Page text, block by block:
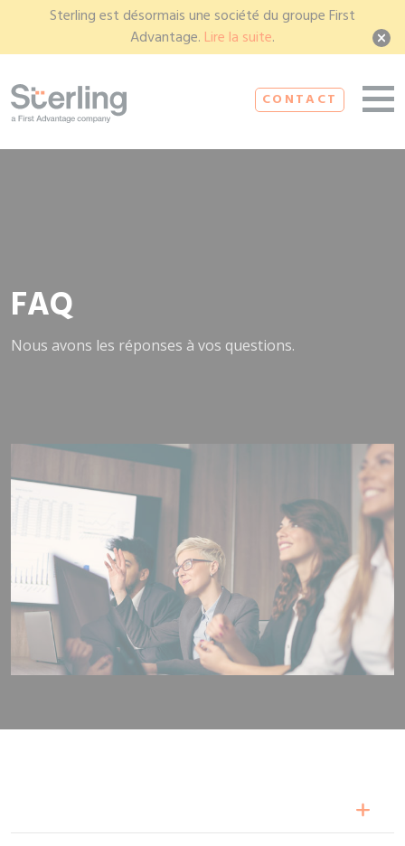
Sterling est désormais une société du groupe First
Advantage. Lire la suite.
FAQ
Nous avons les réponses à vos questions.